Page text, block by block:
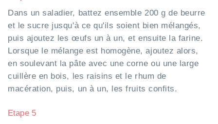
Dans un saladier, battez ensemble 200 g de beurre
et le sucre jusqu'à ce qu'ils soient bien mélangés,
puis ajoutez les œufs un à un, et ensuite la farine.
Lorsque le mélange est homogène, ajoutez alors,
en soulevant la pâte avec une corne ou une large
cuillère en bois, les raisins et le rhum de
macération, puis, un à un, les fruits confits.
Etape 5